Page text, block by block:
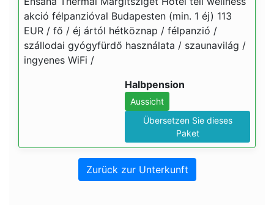
akció félpanzióval Budapesten (min. 1 éj) 113
EUR / fő / éj ártól hétköznap / félpanzió /
szállodai gyógyfürdő használata / szaunavilág /
ingyenes WiFi /
Halbpension
Aussicht
Übersetzen Sie dieses
Paket
Zurück zur Unterkunft